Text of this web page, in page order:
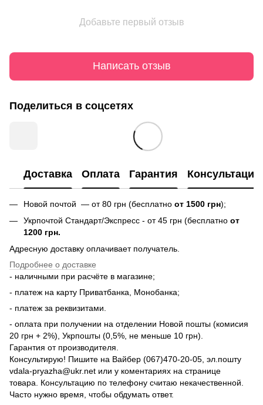
Добавьте первый отзыв
Написать отзыв
Поделиться в соцсетях
Доставка Оплата Гарантия Консультация
Новой почтой — от 80 грн (бесплатно от 1500 грн);
Укрпочтой Стандарт/Экспресс - от 45 грн (бесплатно от
1200 грн.
Адресную доставку оплачивает получатель.
Подробнее о доставке
- наличными при расчёте в магазине;
- платеж на карту Приватбанка, Монобанка;
- платеж за реквизитами.
- оплата при получении на отделении Новой пошты (комисия
20 грн + 2%), Укрпошты (0,5%, не меньше 10 грн).
Гарантия от производителя.
Консультирую! Пишите на Вайбер (067)470-20-05, эл.пошту
vdala-pryazha@ukr.net или у коментариях на странице
товара. Консультацию по телефону считаю некачественной.
Часто нужно время, чтобы обдумать ответ.